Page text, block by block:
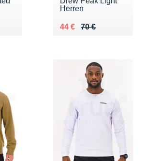
Herren
70 €
Au lieu de 70 €
44 €
Vendu 44 €